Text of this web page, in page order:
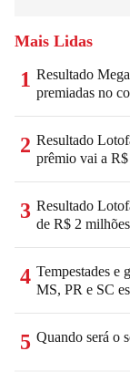
Mais Lidas
1 Resultado
premiadas no
2 Resultado
prêmio vai a
3 Resultado
de R$ 2 milhões
4 Tempestades e
MS, PR e SC
5 Quando será o